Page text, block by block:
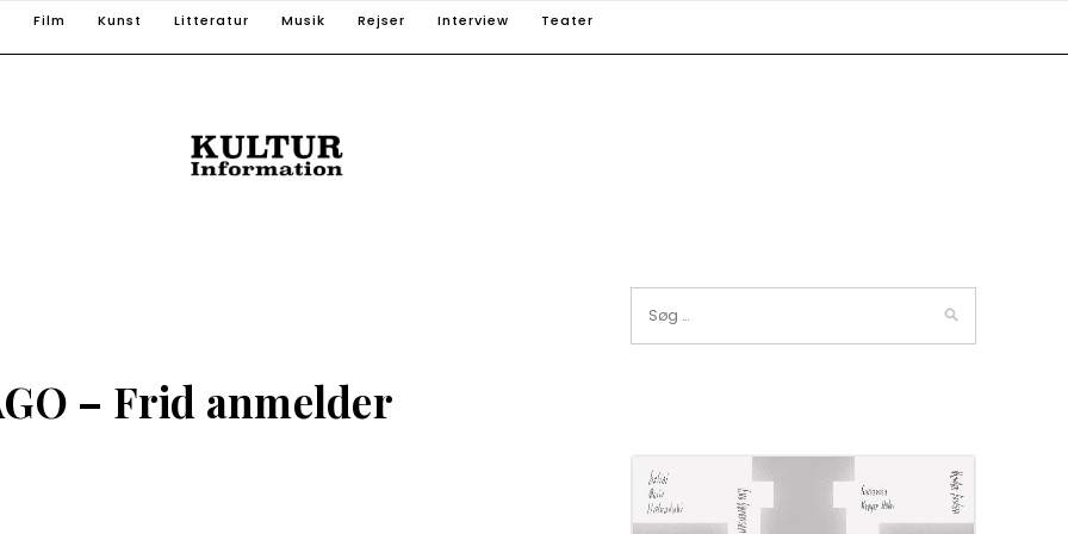
Film Kunst Litteratur Musik Rejser Interview Teater
– Frid anmelder